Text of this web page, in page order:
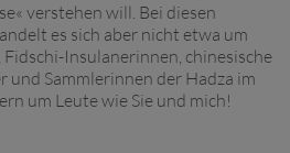
verstehen will. Bei diesen
es sich aber nicht etwa um
Insulanerinnen, chinesische
und Sammlerinnen der Hadza im
um Leute wie Sie und mich!